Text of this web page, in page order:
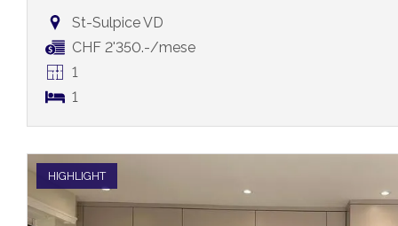
St-Sulpice VD
CHF 2'350.-/mese
1
1
HIGHLIGHT